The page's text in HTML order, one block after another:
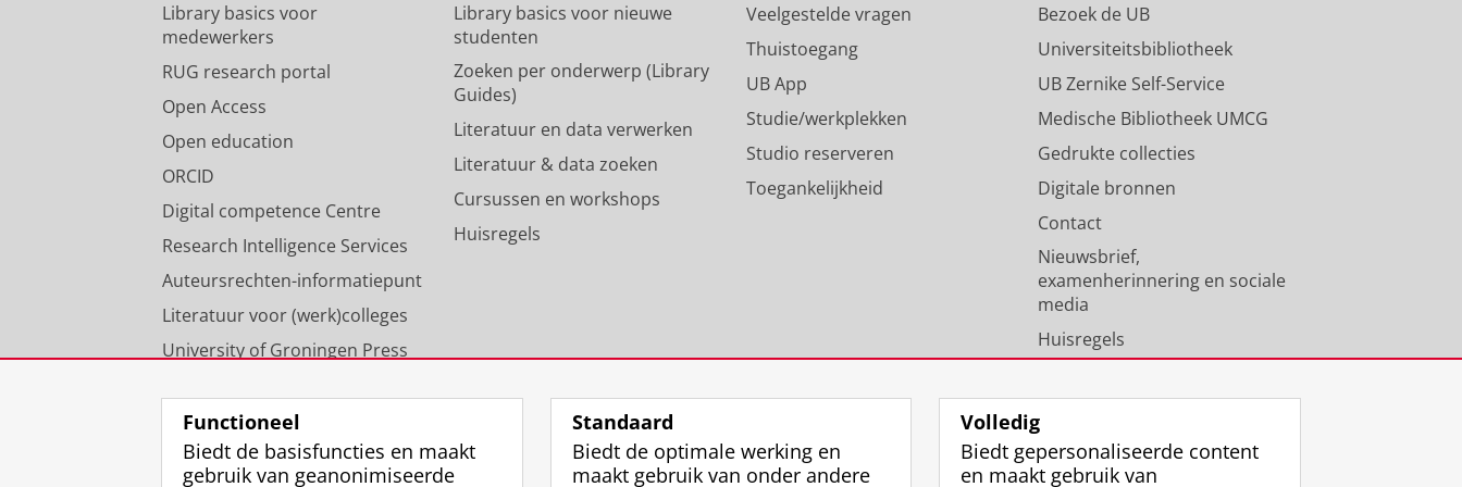
n
p
o
f
e
l
n
v
r
s
a
m
c
o
u
s
n
v
e
Library basics voor
medewerkers
RUG research portal
Open Access
Open education
ORCID
Digital competence Centre
Research Intelligence Services
Auteursrechten-informatiepunt
Literatuur voor (werk)colleges
University of Groningen Press
Library basics voor nieuwe
studenten
Zoeken per onderwerp (Library
Guides)
Literatuur en data verwerken
Literatuur & data zoeken
Cursussen en workshops
Huisregels
Veelgestelde vragen
Thuistoegang
UB App
Studie/werkplekken
Studio reserveren
Toegankelijkheid
Bezoek de UB
Universiteitsbibliotheek
UB Zernike Self-Service
Medische Bibliotheek UMCG
Gedrukte collecties
Digitale bronnen
Contact
Nieuwsbrief,
examenherinnering en sociale
media
Huisregels
Universiteitsbibliotheek
Functioneel
Biedt de basisfuncties en maakt
gebruik van geanonimiseerde
Standaard
Biedt de optimale werking en
maakt gebruik van onder andere
Volledig
Biedt gepersonaliseerde content
en maakt gebruik van